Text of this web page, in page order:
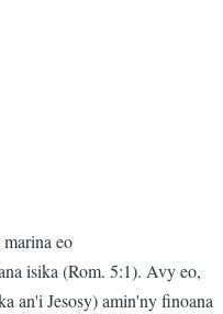
eo
isika (Rom. 5:1). Avy eo,
an'i Jesosy) amin'ny finoana